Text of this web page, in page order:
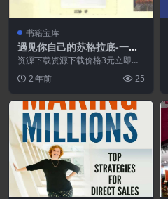
书籍宝库
遇见你自己的苏格拉底-一次
内心强大的心灵之旅.PDF
资源下载资源下载价格3元立即购
2 年前 25